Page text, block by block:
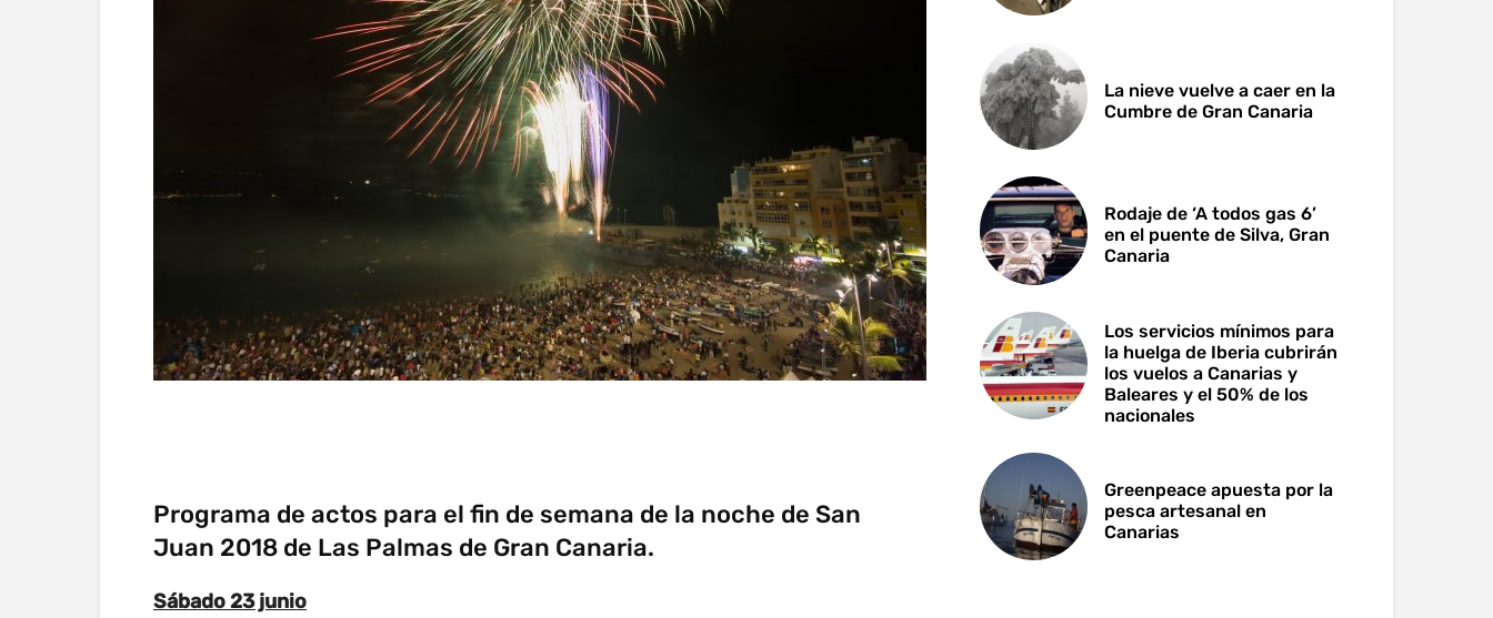
Programa de actos para el fin de semana de la noche de San
Juan 2018 de Las Palmas de Gran Canaria.
Sábado 23 junio
La nieve vuelve a caer en la
Cumbre de Gran Canaria
Rodaje de ‘A todos gas 6’
en el puente de Silva, Gran
Canaria
Los servicios mínimos para
la huelga de Iberia cubrirán
los vuelos a Canarias y
Baleares y el 50% de los
nacionales
Greenpeace apuesta por la
pesca artesanal en
Canarias